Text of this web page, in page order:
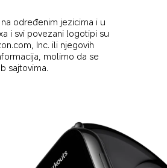
određenim jezicima i u
i svi povezani logotipi su
Inc. ili njegovih
molimo da se
sajtovima.